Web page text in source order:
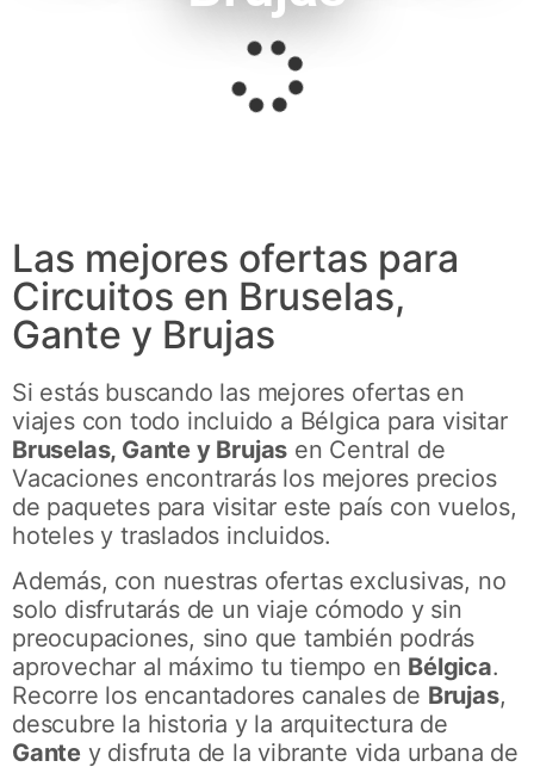
Las mejores ofertas para
Circuitos en Bruselas,
Gante y Brujas
Si estás buscando las mejores ofertas en
viajes con todo incluido a Bélgica para visitar
Bruselas, Gante y Brujas en Central de
Vacaciones encontrarás los mejores precios
de paquetes para visitar este país con vuelos,
hoteles y traslados incluidos.
Además, con nuestras ofertas exclusivas, no
solo disfrutarás de un viaje cómodo y sin
preocupaciones, sino que también podrás
aprovechar al máximo tu tiempo en Bélgica.
Recorre los encantadores canales de Brujas,
descubre la historia y la arquitectura de
Gante y disfruta de la vibrante vida urbana de